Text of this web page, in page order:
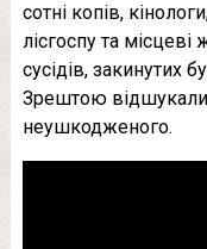
сотні копів,
лісгоспу та
сусідів, закинутих
Зрештою відшукали
неушкодженого.